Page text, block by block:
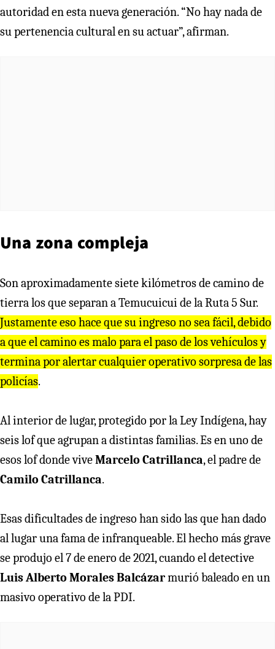
autoridad en esta nueva generación. “No hay nada de
su pertenencia cultural en su actuar”, afirman.
Una zona compleja
Son aproximadamente siete kilómetros de camino de
tierra los que separan a Temucuicui de la Ruta 5 Sur.
Justamente eso hace que su ingreso no sea fácil, debido
a que el camino es malo para el paso de los vehículos y
termina por alertar cualquier operativo sorpresa de las
policías.
Al interior de lugar, protegido por la Ley Indígena, hay
seis lof que agrupan a distintas familias. Es en uno de
esos lof donde viveMarcelo Catrillanca, el padre de
Camilo Catrillanca.
Esas dificultades de ingreso han sido las que han dado
al lugar una fama de infranqueable. El hecho más grave
se produjo el 7 de enero de 2021, cuando el detective
Luis Alberto Morales Balcázarmurió baleado en un
masivo operativo de la PDI.